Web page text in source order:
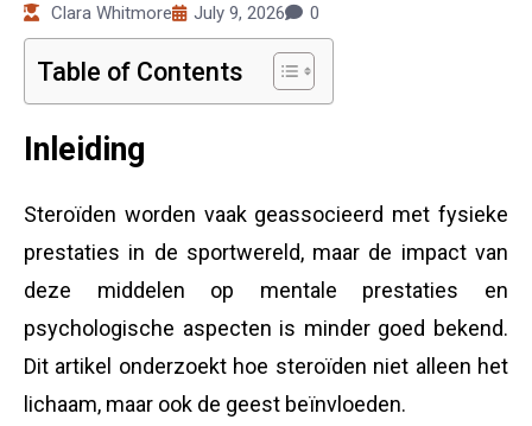
Clara Whitmore July 9, 2026 0
Table of Contents
Inleiding
Steroïden worden vaak geassocieerd met fysieke
prestaties in de sportwereld, maar de impact van
deze middelen op mentale prestaties en
psychologische aspecten is minder goed bekend.
Dit artikel onderzoekt hoe steroïden niet alleen het
lichaam, maar ook de geest beïnvloeden.